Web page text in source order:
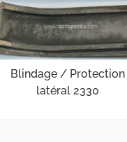
Blindage / Protection
latéral 2330